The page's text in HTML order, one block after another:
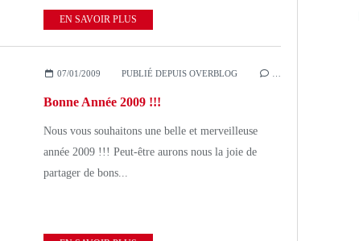
EN SAVOIR PLUS
07/01/2009 PUBLIÉ DEPUIS OVERBLOG
Bonne Année 2009 !!!
Nous vous souhaitons une belle et merveilleuse
année 2009 !!! Peut-être aurons nous la joie de
partager de bons...